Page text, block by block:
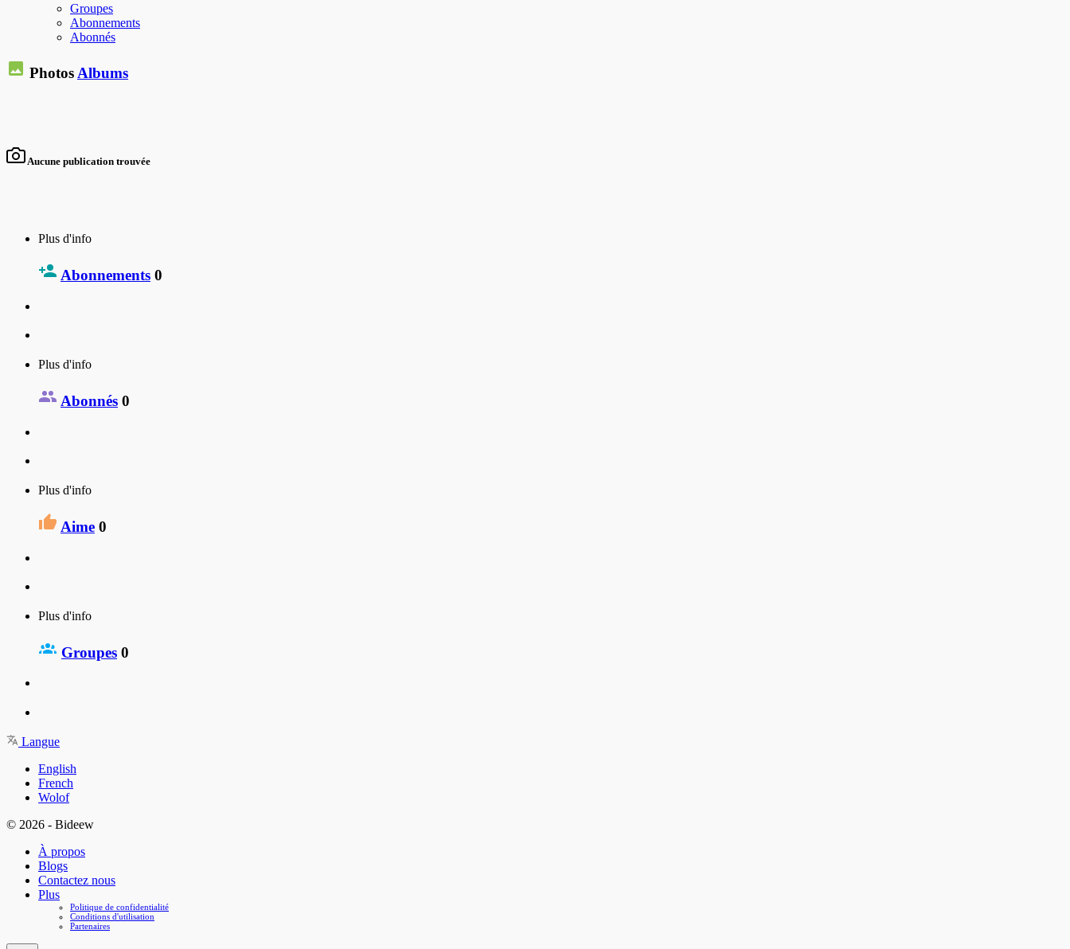
Groupes
Abonnements
Abonnés
PhotosAlbums
Aucune publication trouvée
Plus d'info
Abonnements 0
Plus d'info
Abonnés 0
Plus d'info
Aime 0
Plus d'info
Groupes 0
Langue
English
French
Wolof
© 2026 - Bideew
À propos
Blogs
Contactez nous
Plus
Politique de confidentialité
Conditions d'utilisation
Partenaires